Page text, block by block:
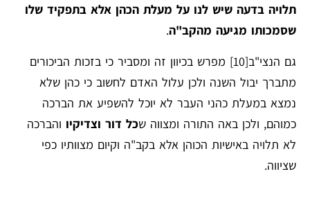
תלויה בדעה שיש לנו על מעלת הכהן אלא בתפקיד שלו
שסמכותו מגיעה מהקב"ה.
גם הנצי"ב[10]
מפרש בכיוון זה ומסביר כי בזכות הביכורים
מתברך יבול השנה ולכן עלול האדם לחשוב כי כהן שלא
נמצא במעלת כהני העבר לא יוכל להשפיע את הברכה
כמוהם, ולכן באה התורה ומצווה שכל דור וצדיקיו והברכה
לא תלויה באישיות הכוהן אלא בקב"ה וקיום מצוותיו כפי
שציווה.